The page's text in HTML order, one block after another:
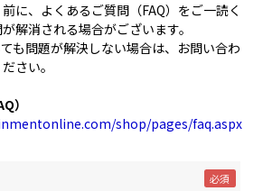
に、よくあるご質問（FAQ）をご一読く
解消される場合がございます。
も問題が解決しない場合は、お問い合わ
さい。
）
shop/pages/faq.aspx